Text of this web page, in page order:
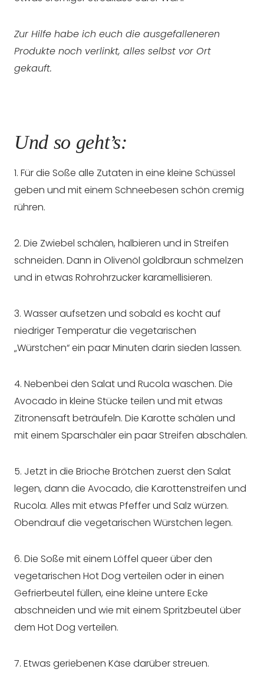
Zur Hilfe habe ich euch die ausgefalleneren
Produkte noch verlinkt, alles selbst vor Ort
gekauft.
Und so geht’s:
1. Für die Soße alle Zutaten in eine kleine Schüssel
geben und mit einem Schneebesen schön cremig
rühren.
2. Die Zwiebel schälen, halbieren und in Streifen
schneiden. Dann in Olivenöl goldbraun schmelzen
und in etwas Rohrohrzucker karamellisieren.
3. Wasser aufsetzen und sobald es kocht auf
niedriger Temperatur die vegetarischen
„Würstchen“ ein paar Minuten darin sieden lassen.
4. Nebenbei den Salat und Rucola waschen. Die
Avocado in kleine Stücke teilen und mit etwas
Zitronensaft beträufeln. Die Karotte schälen und
mit einem Sparschäler ein paar Streifen abschälen.
5. Jetzt in die Brioche Brötchen zuerst den Salat
legen, dann die Avocado, die Karottenstreifen und
Rucola. Alles mit etwas Pfeffer und Salz würzen.
Obendrauf die vegetarischen Würstchen legen.
6. Die Soße mit einem Löffel queer über den
vegetarischen Hot Dog verteilen oder in einen
Gefrierbeutel füllen, eine kleine untere Ecke
abschneiden und wie mit einem Spritzbeutel über
dem Hot Dog verteilen.
7. Etwas geriebenen Käse darüber streuen.